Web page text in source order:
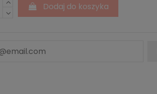
Dodaj do koszyka